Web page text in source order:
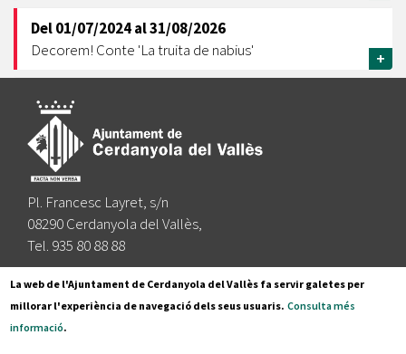
Del01/07/2024al31/08/2026
Decorem! Conte 'La truita de nabius'
+
Pl. Francesc Layret, s/n
08290 Cerdanyola del Vallès,
Tel. 935 80 88 88
Segueix-nos a:
La web de l'Ajuntament de Cerdanyola del Vallès fa servir galetes per
millorar l'experiència de navegació dels seus usuaris. Consulta més
informació.